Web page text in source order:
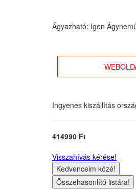
Ágyazható: Igen
Ingyenes kiszállítás
414990 Ft
Visszahívás kérése!
Kedvenceim közé!
Összehasonlító listára!